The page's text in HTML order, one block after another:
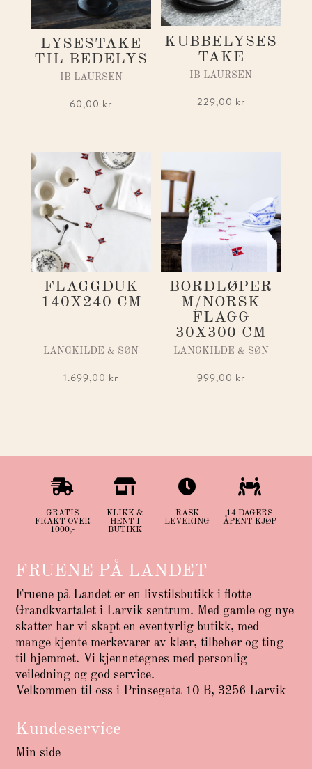
LYSESTAKE
TIL BEDELYS
IB LAURSEN
60,00 kr
KUBBELYSES
TAKE
IB LAURSEN
229,00 kr
FLAGGDUK
140X240 CM
LANGKILDE & SØN
1.699,00 kr
BORDLØPER
M/NORSK
FLAGG
30X300 CM
LANGKILDE & SØN
999,00 kr

GRATIS
FRAKT OVER
1000,-

KLIKK &
HENT I
BUTIKK

RASK
LEVERING

14 DAGERS
ÅPENT KJØP
FRUENE PÅ LANDET
Fruene på Landet er en livstilsbutikk i flotte
Grandkvartalet i Larvik sentrum. Med gamle og nye
skatter har vi skapt en eventyrlig butikk, med
mange kjente merkevarer av klær, tilbehør og ting
til hjemmet. Vi kjennetegnes med personlig
veiledning og god service.
Velkommen til oss i Prinsegata 10 B, 3256 Larvik
Kundeservice
Min side